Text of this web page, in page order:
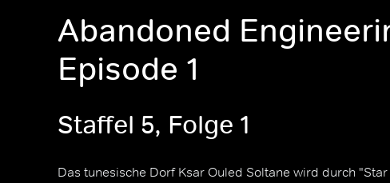
Abandoned
Episode 1
Staffel 5, Folge 1
Das tunesische Dorf Ksar Ouled Soltane wird durch